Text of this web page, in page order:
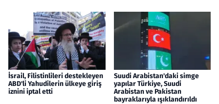
İsrail, Filistinlileri destekleyen
ABD'li Yahudilerin ülkeye giriş
iznini iptal etti
Suudi Arabistan'daki simge
yapılar Türkiye, Suudi
Arabistan ve Pakistan
bayraklarıyla ışıklandırıldı